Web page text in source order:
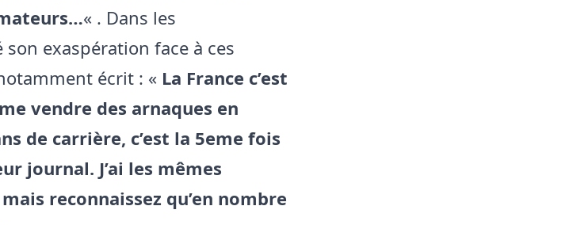
« . Dans les
exaspération face à ces
écrit : « La France c’est
vendre des arnaques en
de carrière, c’est la 5eme fois
journal. J’ai les mêmes
reconnaissez qu’en nombre